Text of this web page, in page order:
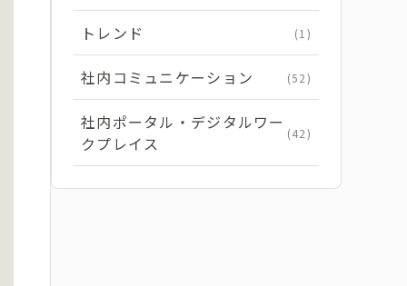
トレンド (1)
社内コミュニケーション (52)
社内ポータル・デジタルワー
クプレイス
(42)